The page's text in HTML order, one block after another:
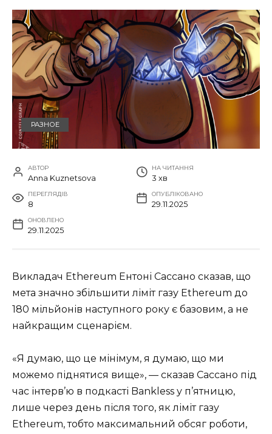
РАЗНОЕ
АВТОР
Anna Kuznetsova
НА ЧИТАННЯ
3 хв
ПЕРЕГЛЯДІВ
8
ОПУБЛІКОВАНО
29.11.2025
ОНОВЛЕНО
29.11.2025
Викладач Ethereum Ентоні Сассано сказав, що
мета значно збільшити ліміт газу Ethereum до
180 мільйонів наступного року є базовим, а не
найкращим сценарієм.
«Я думаю, що це мінімум, я думаю, що ми
можемо піднятися вище», — сказав Сассано під
час інтерв’ю в подкасті Bankless у п’ятницю,
лише через день після того, як ліміт газу
Ethereum, тобто максимальний обсяг роботи,